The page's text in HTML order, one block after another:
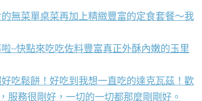
無菜單桌菜再加上精緻豐富的定食套餐～我
~快點來吃吃佐料豐富真正外酥內嫩的玉里
吃鬆餅！好吃到我想一直吃的達克瓦茲！歡
服務很剛好，一切的一切都那麼剛剛好。